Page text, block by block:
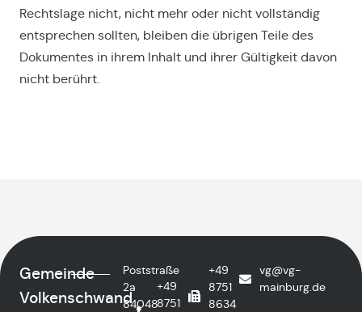
Rechtslage nicht, nicht mehr oder nicht vollständig
entsprechen sollten, bleiben die übrigen Teile des
Dokumentes in ihrem Inhalt und ihrer Gültigkeit davon
nicht berührt.
Gemeinde
Volkenschwand
Poststraße
2a
84048
+49
8751
+49
8751
8634
vg@vg-
mainburg.de